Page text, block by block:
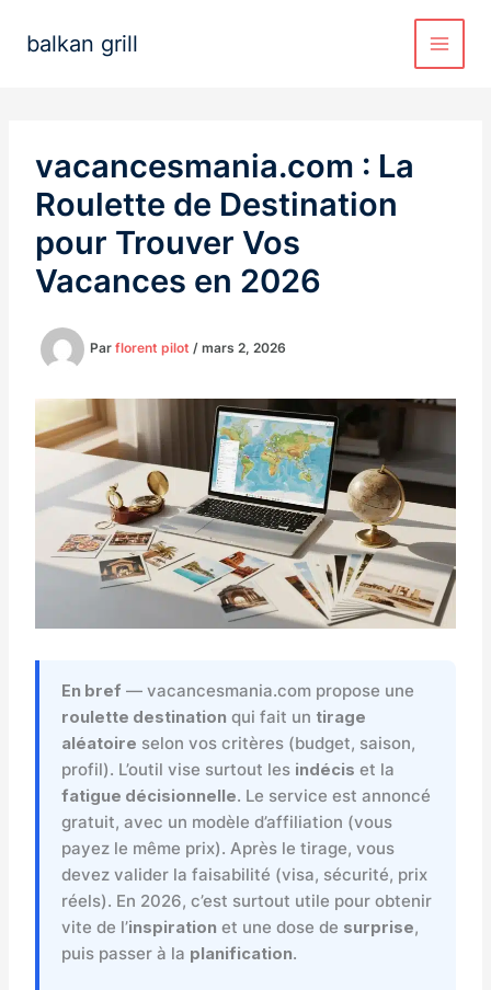
balkan grill
vacancesmania.com : La
Roulette de Destination
pour Trouver Vos
Vacances en 2026
Par florent pilot / mars 2, 2026
En bref — vacancesmania.com propose une
roulette destination qui fait un tirage
aléatoire selon vos critères (budget, saison,
profil). L’outil vise surtout les indécis et la
fatigue décisionnelle. Le service est annoncé
gratuit, avec un modèle d’affiliation (vous
payez le même prix). Après le tirage, vous
devez valider la faisabilité (visa, sécurité, prix
réels). En 2026, c’est surtout utile pour obtenir
vite de l’inspiration et une dose de surprise,
puis passer à la planification.